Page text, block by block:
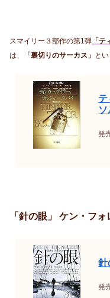
スマイリー３部作の第1弾 「
は、
「裏切りのサーカス」 と
テ
発
「針の眼」 ケン・フォ
針
発